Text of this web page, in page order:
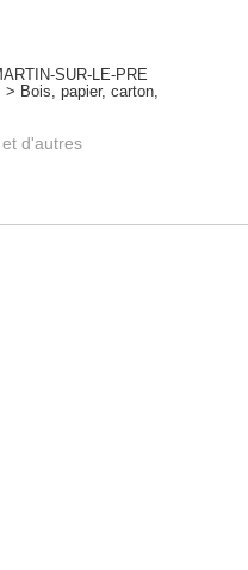
SUR-LE-PRE
> Bois, papier, carton,
d'autres